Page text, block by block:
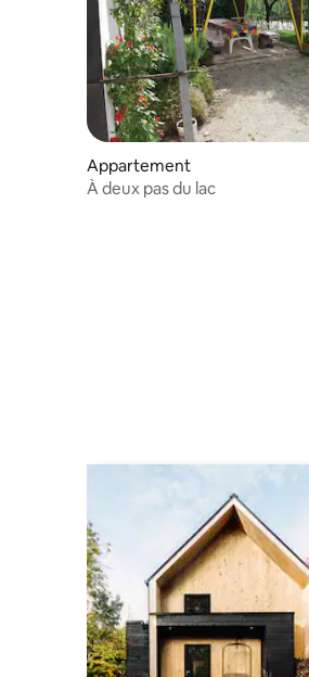
Appartement
À deux pas du lac